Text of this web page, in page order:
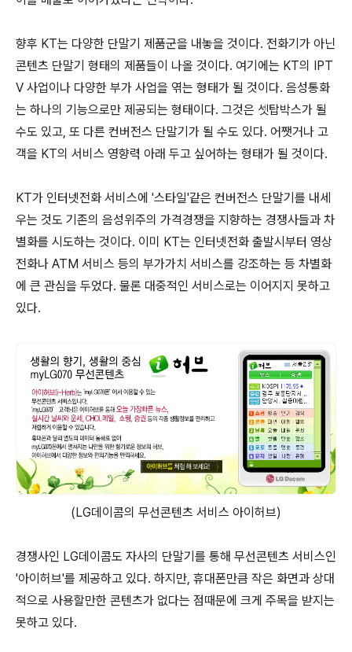
향후 KT는 다양한 단말기 제품군을 내놓을 것이다. 전화기가 아닌
콘텐츠 단말기 형태의 제품들이 나올 것이다. 여기에는 KT의 IPT
V 사업이나 다양한 부가 사업을 엮는 형태가 될 것이다. 음성통화
는 하나의 기능으로만 제공되는 형태이다. 그것은 셋탑박스가 될
수도 있고, 또 다른 컨버전스 단말기가 될 수도 있다. 어쨋거나 고
객을 KT의 서비스 영향력 아래 두고 싶어하는 형태가 될 것이다.
KT가 인터넷전화 서비스에 '스타일'같은 컨버전스 단말기를 내세
우는 것도 기존의 음성위주의 가격경쟁을 지향하는 경쟁사들과 차
별화를 시도하는 것이다. 이미 KT는 인터넷전화 출발시부터 영상
전화나 ATM 서비스 등의 부가가치 서비스를 강조하는 등 차별화
에 큰 관심을 두었다. 물론 대중적인 서비스로는 이어지지 못하고
있다.
(LG데이콤의 무선콘텐츠 서비스 아이허브)
경쟁사인 LG데이콤도 자사의 단말기를 통해 무선콘텐츠 서비스인
'아이허브'를 제공하고 있다. 하지만, 휴대폰만큼 작은 화면과 상대
적으로 사용할만한 콘텐츠가 없다는 점때문에 크게 주목을 받지는
못하고 있다.